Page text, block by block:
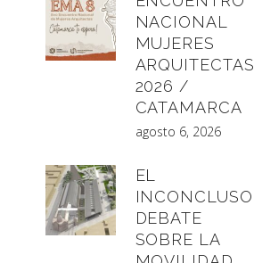
NACIONAL
MUJERES
ARQUITECTAS
2026 /
CATAMARCA
agosto 6, 2026
EL
INCONCLUSO
DEBATE
SOBRE LA